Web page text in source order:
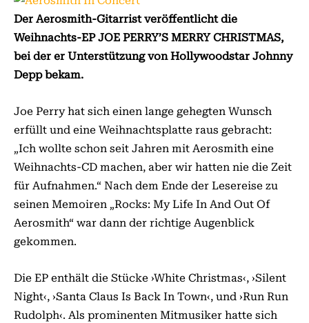
Der Aerosmith-Gitarrist veröffentlicht die
Weihnachts-EP JOE PERRY’S MERRY CHRISTMAS,
bei der er Unterstützung von Hollywoodstar Johnny
Depp bekam.
Joe Perry hat sich einen lange gehegten Wunsch
erfüllt und eine Weihnachtsplatte raus gebracht:
„Ich wollte schon seit Jahren mit Aerosmith eine
Weihnachts-CD machen, aber wir hatten nie die Zeit
für Aufnahmen.“ Nach dem Ende der Lesereise zu
seinen Memoiren „Rocks: My Life In And Out Of
Aerosmith“ war dann der richtige Augenblick
gekommen.
Die EP enthält die Stücke ›White Christmas‹, ›Silent
Night‹, ›Santa Claus Is Back In Town‹, und ›Run Run
Rudolph‹. Als prominenten Mitmusiker hatte sich